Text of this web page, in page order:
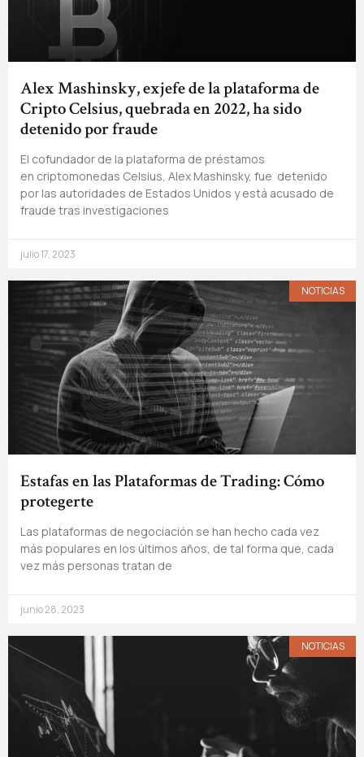
Alex Mashinsky, exjefe de la plataforma de
Cripto Celsius, quebrada en 2022, ha sido
detenido por fraude
El cofundador de la plataforma de préstamos
en criptomonedas Celsius, Alex Mashinsky, fue detenido
por las autoridades de Estados Unidos y está acusado de
fraude tras investigaciones
julio 17, 2023
NOTICIAS
Estafas en las Plataformas de Trading: Cómo
protegerte
Las plataformas de negociación se han hecho cada vez
más populares en los últimos años, de tal forma que, cada
vez más personas tratan de
junio 28, 2023
NOTICIAS